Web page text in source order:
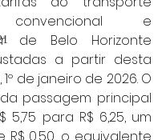
e
de Belo Horizonte
a partir desta
de janeiro de 2026. O
passagem principal
5,75 para R$ 6,25, um
R$ 0,50, o equivalente